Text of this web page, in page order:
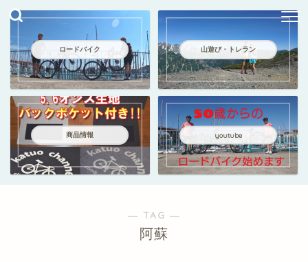
ロードバイク 山遊び・トレラン
商品情報 youtube
― TAG ―
阿蘇